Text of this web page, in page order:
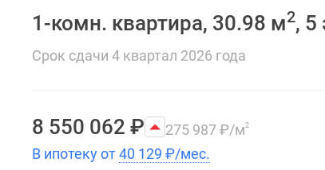
1-комн. квартира, 30.98 м2, 5
Срок сдачи 4 квартал 2026 года
8 550 062 ₽ 275 987₽/м2
В ипотеку от40 129 ₽/мес.